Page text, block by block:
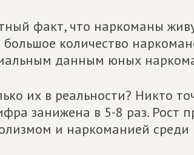
факт, что наркоманы
количество
данным юных
их в реальности? Никто
занижена в 5-8 раз. Рост
и наркоманией